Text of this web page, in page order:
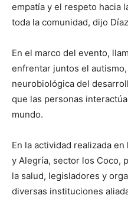
empatía y el respeto hacia
toda la comunidad, dijo
En el marco del evento,
enfrentar juntos el
neurobiológica del
que las personas
mundo.
En la actividad realizada
y Alegría, sector los Coco,
la salud, legisladores y
diversas instituciones